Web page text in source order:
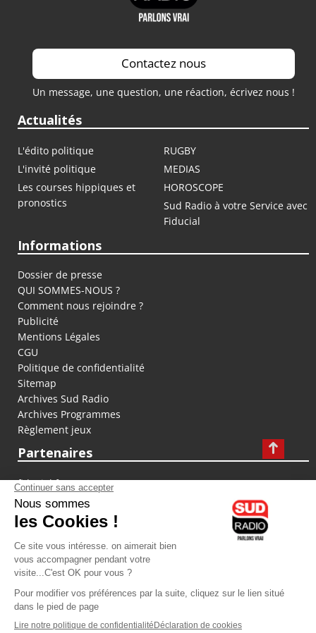
Contactez nous
Un message, une question, une réaction, écrivez nous !
Actualités
L'édito politique
RUGBY
L'invité politique
MEDIAS
Les courses hippiques et
pronostics
HOROSCOPE
Sud Radio à votre Service avec
Fiducial
Informations
Dossier de presse
QUI SOMMES-NOUS ?
Comment nous rejoindre ?
Publicité
Mentions Légales
CGU
Politique de confidentialité
Sitemap
Archives Sud Radio
Archives Programmes
Règlement jeux
Partenaires
fiducial.fr
lyoncapitale.fr
olympique-et-lyonnais.com
L'application Iphone / Android
Téléchargez l'application
Les cookies